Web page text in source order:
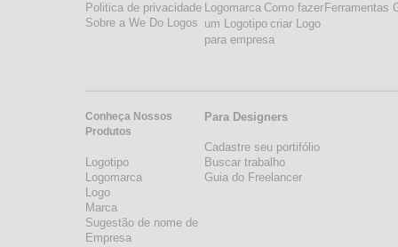
Politica de privacidade
Sobre a We Do Logos
Conheça Nossos
Produtos
Logotipo
Logomarca
Logo
Marca
Sugestão de nome de
Empresa
Logomarca Como fazer
um Logotipo criar Logo
para empresa
Para Designers
Cadastre seu portifólio
Buscar trabalho
Guia do Freelancer
Ferramentas